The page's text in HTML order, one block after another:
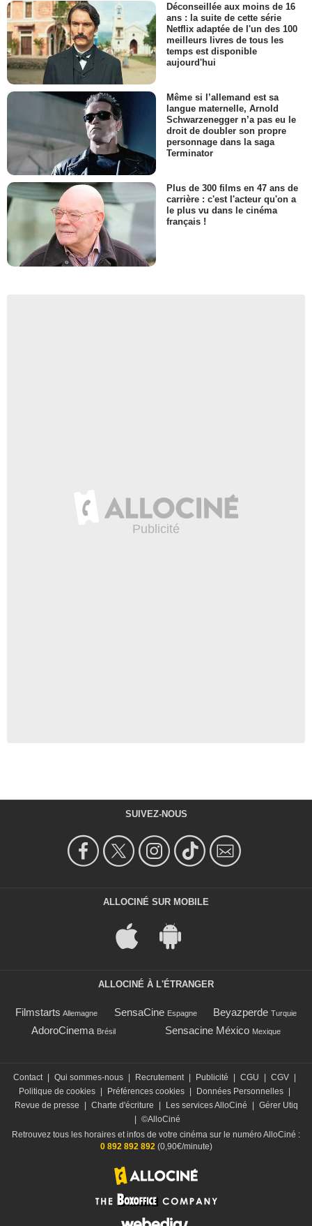
Déconseillée aux moins de 16
ans : la suite de cette série
Netflix adaptée de l'un des 100
meilleurs livres de tous les
temps est disponible
aujourd'hui
Même si l’allemand est sa
langue maternelle, Arnold
Schwarzenegger n’a pas eu le
droit de doubler son propre
personnage dans la saga
Terminator
Plus de 300 films en 47 ans de
carrière : c'est l'acteur qu'on a
le plus vu dans le cinéma
français !
SUIVEZ-NOUS
ALLOCINÉ SUR MOBILE
ALLOCINÉ À L'ÉTRANGER
Filmstarts Allemagne SensaCine Espagne Beyazperde Turquie
AdoroCinema Brésil Sensacine México Mexique
Contact | Qui sommes-nous | Recrutement | Publicité | CGU | CGV |
Politique de cookies | Préférences cookies | Données Personnelles |
Revue de presse
| Charte d'écriture | Les services AlloCiné | Gérer Utiq
| ©AlloCiné
Retrouvez tous les horaires et infos de votre cinéma sur le numéro AlloCiné :
0 892 892 892 (0,90€/minute)